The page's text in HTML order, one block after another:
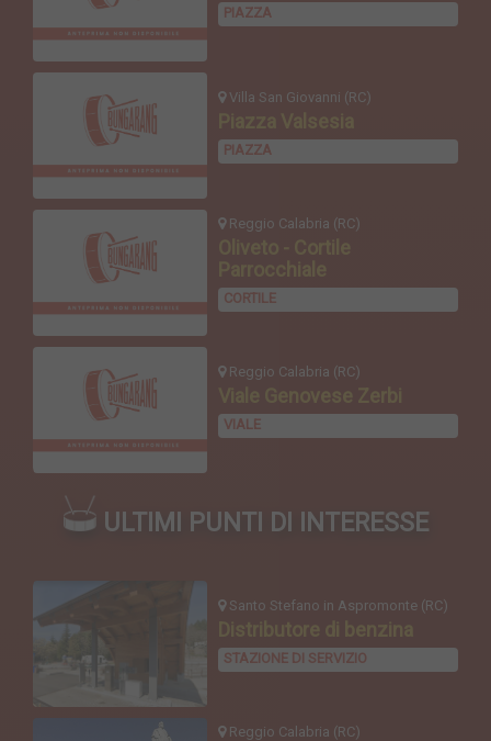
PIAZZA
Villa San Giovanni (RC)
PIAZZA
Reggio Calabria (RC)
Oliveto - Cortile
Parrocchiale
CORTILE
Reggio Calabria (RC)
Viale Genovese Zerbi
VIALE
ULTIMI PUNTI DI INTERESSE
Santo Stefano in Aspromonte (RC)
Distributore di benzina
STAZIONE DI SERVIZIO
Reggio Calabria (RC)